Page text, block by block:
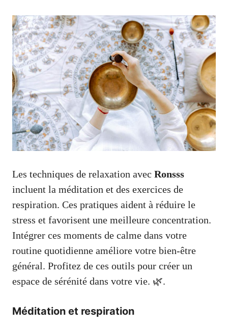
Les techniques de relaxation avec Ronsss
incluent la méditation et des exercices de
respiration. Ces pratiques aident à réduire le
stress et favorisent une meilleure concentration.
Intégrer ces moments de calme dans votre
routine quotidienne améliore votre bien-être
général. Profitez de ces outils pour créer un
espace de sérénité dans votre vie. 🌿.
Méditation et respiration